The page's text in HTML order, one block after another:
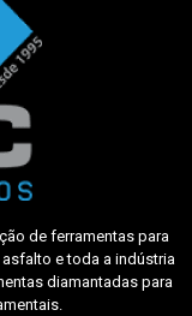
de ferramentas para
e toda a indústria
diamantadas para